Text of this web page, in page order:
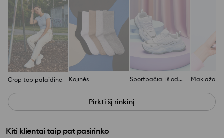
Crop top palaidinė Kojinės Sportbačiai iš odos imitacijos
Pirkti šį rinkinį
Kiti klientai taip pat pasirinko